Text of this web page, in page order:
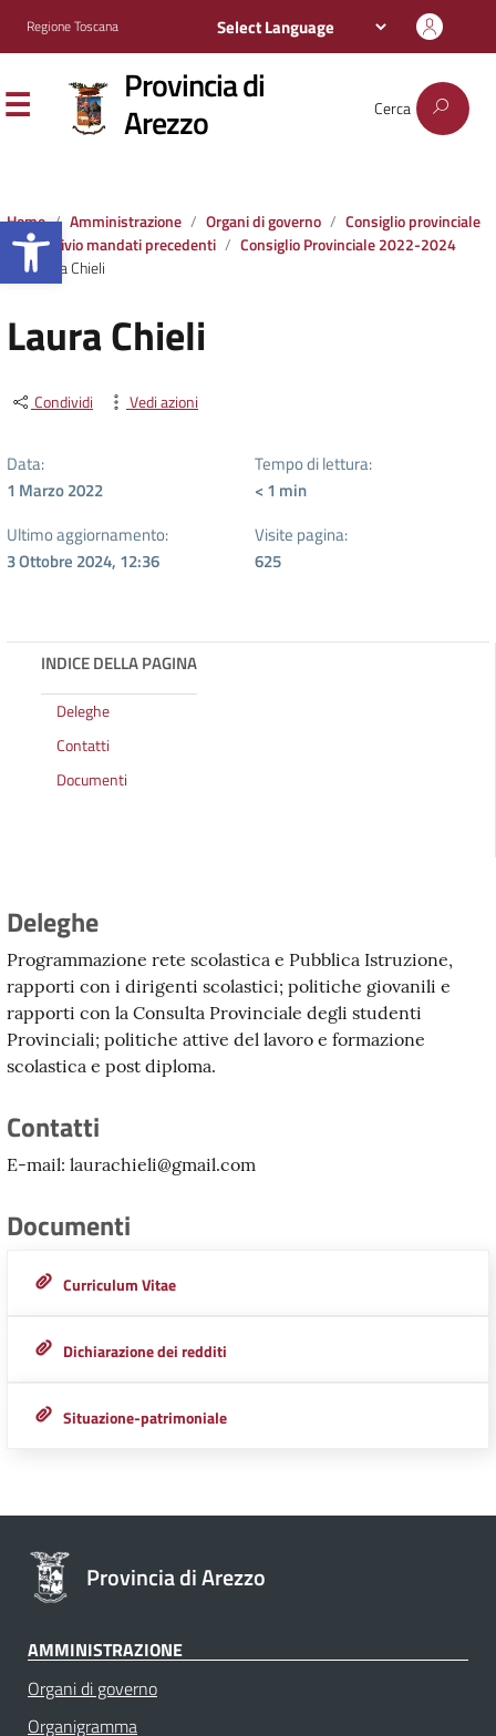
Apri la barra degli strumenti
Regione Toscana
Provincia di
Arezzo Cerca
Home Amministrazione Organi di governo
Consiglio provinciale
Archivio mandati precedenti
Consiglio Provinciale 2022-2024
Laura Chieli
Laura Chieli
Condividi Vedi azioni
Data:
1 Marzo 2022
Tempo di lettura:
< 1 min
Ultimo aggiornamento:
3 Ottobre 2024, 12:36
Visite pagina:
625
INDICE DELLA PAGINA
Deleghe
Contatti
Documenti
Deleghe
Programmazione rete scolastica e Pubblica Istruzione,
rapporti con i dirigenti scolastici; politiche giovanili e
rapporti con la Consulta Provinciale degli studenti
Provinciali; politiche attive del lavoro e formazione
scolastica e post diploma.
Contatti
E-mail: laurachieli@gmail.com
Documenti
Curriculum Vitae
Dichiarazione dei redditi
Situazione-patrimoniale
Provincia di Arezzo
AMMINISTRAZIONE
Organi di governo
Organigramma